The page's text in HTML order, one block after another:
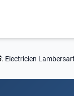
Electricien